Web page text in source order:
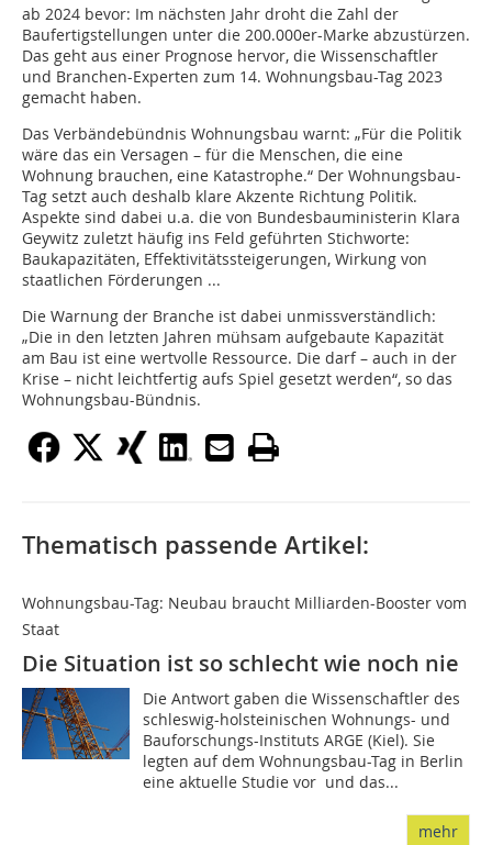
ab 2024 bevor: Im nächsten Jahr droht die Zahl der
Baufertigstellungen unter die 200.000er-Marke abzustürzen.
Das geht aus einer Prognose hervor, die Wissenschaftler
und Branchen-Experten zum 14. Wohnungsbau-Tag 2023
gemacht haben.
Das Verbändebündnis Wohnungsbau warnt: „Für die Politik
wäre das ein Versagen – für die Menschen, die eine
Wohnung brauchen, eine Katastrophe.“ Der Wohnungsbau-
Tag setzt auch deshalb klare Akzente Richtung Politik.
Aspekte sind dabei u.a. die von Bundesbauministerin Klara
Geywitz zuletzt häufig ins Feld geführten Stichworte:
Baukapazitäten, Effektivitätssteigerungen, Wirkung von
staatlichen Förderungen ...
Die Warnung der Branche ist dabei unmissverständlich:
„Die in den letzten Jahren mühsam aufgebaute Kapazität
am Bau ist eine wertvolle Ressource. Die darf – auch in der
Krise – nicht leichtfertig aufs Spiel gesetzt werden“, so das
Wohnungsbau-Bündnis.
Thematisch passende Artikel:
Wohnungsbau-Tag: Neubau braucht Milliarden-Booster vom
Staat
Die Situation ist so schlecht wie noch nie
Die Antwort gaben die Wissenschaftler des
schleswig-holsteinischen Wohnungs- und
Bauforschungs-Instituts ARGE (Kiel). Sie
legten auf dem Wohnungsbau-Tag in Berlin
eine aktuelle Studie vor  und das...
mehr